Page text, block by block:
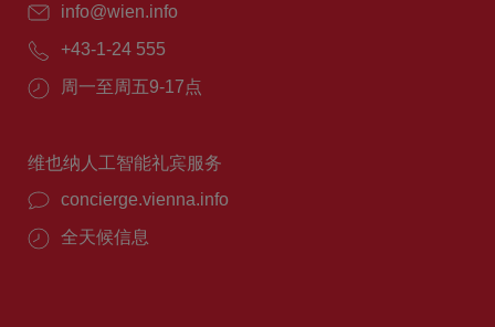
info@wien.info
+43-1-24 555
周一至周五9-17点
维也纳人工智能礼宾服务
concierge.vienna.info
全天候信息